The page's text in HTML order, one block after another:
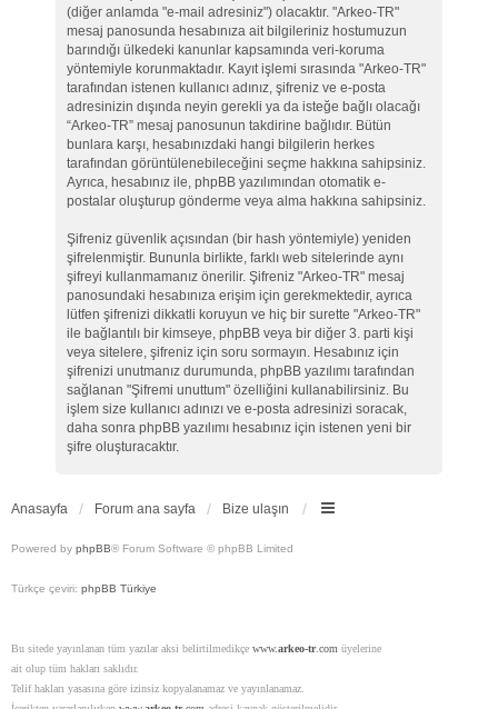
(diğer anlamda "e-mail adresiniz") olacaktır. "Arkeo-TR"
mesaj panosunda hesabınıza ait bilgileriniz hostumuzun
barındığı ülkedeki kanunlar kapsamında veri-koruma
yöntemiyle korunmaktadır. Kayıt işlemi sırasında "Arkeo-TR"
tarafından istenen kullanıcı adınız, şifreniz ve e-posta
adresinizin dışında neyin gerekli ya da isteğe bağlı olacağı
“Arkeo-TR” mesaj panosunun takdirine bağlıdır. Bütün
bunlara karşı, hesabınızdaki hangi bilgilerin herkes
tarafından görüntülenebileceğini seçme hakkına sahipsiniz.
Ayrıca, hesabınız ile, phpBB yazılımından otomatik e-
postalar oluşturup gönderme veya alma hakkına sahipsiniz.
Şifreniz güvenlik açısından (bir hash yöntemiyle) yeniden
şifrelenmiştir. Bununla birlikte, farklı web sitelerinde aynı
şifreyi kullanmamanız önerilir. Şifreniz "Arkeo-TR" mesaj
panosundaki hesabınıza erişim için gerekmektedir, ayrıca
lütfen şifrenizi dikkatli koruyun ve hiç bir surette "Arkeo-TR"
ile bağlantılı bir kimseye, phpBB veya bir diğer 3. parti kişi
veya sitelere, şifreniz için soru sormayın. Hesabınız için
şifrenizi unutmanız durumunda, phpBB yazılımı tarafından
sağlanan "Şifremi unuttum" özelliğini kullanabilirsiniz. Bu
işlem size kullanıcı adınızı ve e-posta adresinizi soracak,
daha sonra phpBB yazılımı hesabınız için istenen yeni bir
şifre oluşturacaktır.
Anasayfa Forum ana sayfa Bize ulaşın
Powered by phpBB® Forum Software © phpBB Limited
Türkçe çeviri: phpBB Türkiye
Bu sitede yayınlanan tüm yazılar aksi belirtilmedikçe www.arkeo-tr.com üyelerine
ait olup tüm hakları saklıdır.
Telif hakları yasasına göre izinsiz kopyalanamaz ve yayınlanamaz.